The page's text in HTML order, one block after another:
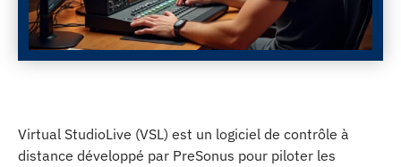
Virtual StudioLive (VSL) est un logiciel de contrôle à
distance développé par PreSonus pour piloter les